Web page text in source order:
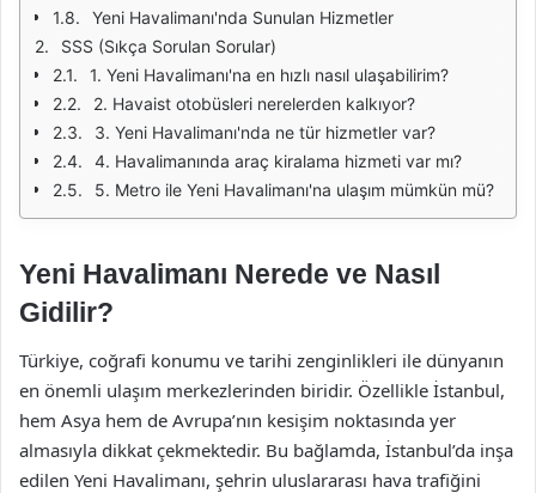
Yeni Havalimanı'nda Sunulan Hizmetler
SSS (Sıkça Sorulan Sorular)
1. Yeni Havalimanı'na en hızlı nasıl ulaşabilirim?
2. Havaist otobüsleri nerelerden kalkıyor?
3. Yeni Havalimanı'nda ne tür hizmetler var?
4. Havalimanında araç kiralama hizmeti var mı?
5. Metro ile Yeni Havalimanı'na ulaşım mümkün mü?
Yeni Havalimanı Nerede ve Nasıl
Gidilir?
Türkiye, coğrafi konumu ve tarihi zenginlikleri ile dünyanın
en önemli ulaşım merkezlerinden biridir. Özellikle İstanbul,
hem Asya hem de Avrupa’nın kesişim noktasında yer
almasıyla dikkat çekmektedir. Bu bağlamda, İstanbul’da inşa
edilen Yeni Havalimanı, şehrin uluslararası hava trafiğini